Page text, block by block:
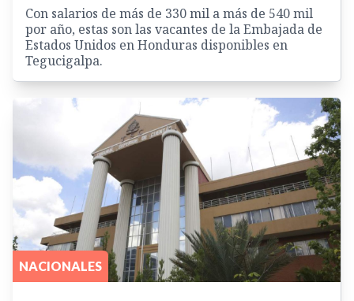
Con salarios de más de 330 mil a más de 540 mil
por año, estas son las vacantes de la Embajada de
Estados Unidos en Honduras disponibles en
Tegucigalpa.
NACIONALES